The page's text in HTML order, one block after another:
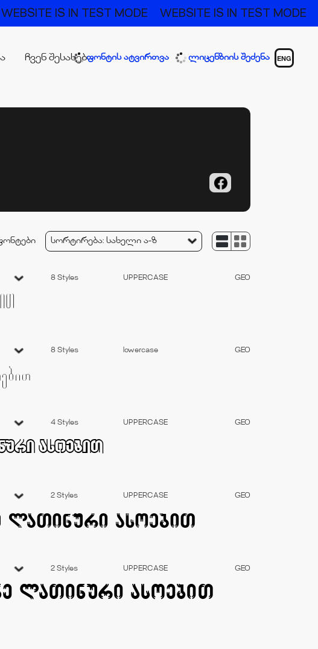
IS IN TEST MODE WEBSITE IS IN TEST MODE
ჩვენ შესახებფონტის ატვირთვა ლიცენზიის შეძენა ENG
სორტირება: სახელი ა-ზ
8 Styles UPPERCASE GEO
8 Styles lowercase GEO
4 Styles UPPERCASE GEO
2 Styles UPPERCASE GEO
2 Styles UPPERCASE GEO